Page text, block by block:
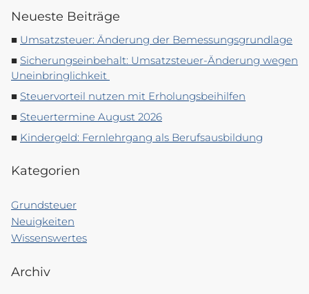
Neueste Beiträge
Umsatzsteuer: Änderung der Bemessungsgrundlage
Sicherungseinbehalt: Umsatzsteuer-Änderung wegen
Uneinbringlichkeit
Steuervorteil nutzen mit Erholungsbeihilfen
Steuertermine August 2026
Kindergeld: Fernlehrgang als Berufsausbildung
Kategorien
Grundsteuer
Neuigkeiten
Wissenswertes
Archiv